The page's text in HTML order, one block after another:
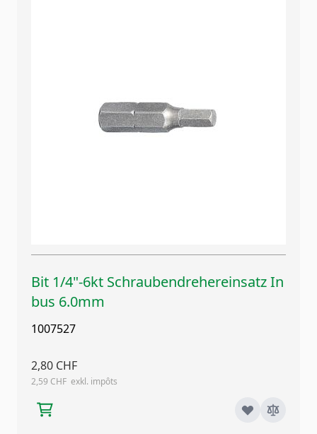
Bit 1/4"-6kt Schraubendrehereinsatz In
bus 6.0mm
1007527
2,80 CHF
2,59 CHF